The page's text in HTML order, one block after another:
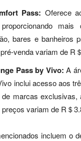
Pass: Oferece
bares e banheiros
venda variam de R
Pass by Vivo: A
inclui acesso aos
marcas
variam de R＄
incluem o